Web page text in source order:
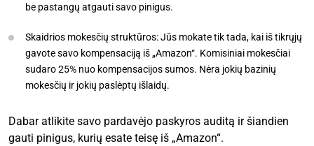
be pastangų atgauti savo pinigus.
Skaidrios mokesčių struktūros: Jūs mokate tik tada, kai iš tikrųjų
gavote savo kompensaciją iš „Amazon“. Komisiniai mokesčiai
sudaro 25% nuo kompensacijos sumos. Nėra jokių bazinių
mokesčių ir jokių paslėptų išlaidų.
Dabar atlikite savo pardavėjo paskyros auditą ir šiandien
gauti pinigus, kurių esate teisę iš „Amazon“.